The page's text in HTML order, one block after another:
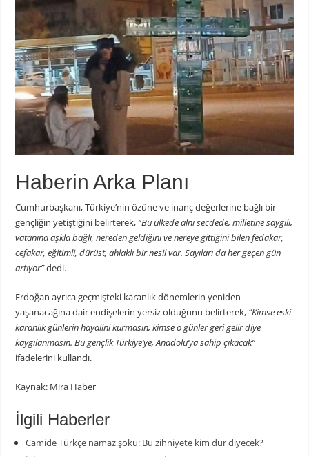
Haberin Arka Planı
Cumhurbaşkanı, Türkiye’nin özüne ve inanç değerlerine bağlı bir
gençliğin yetiştiğini belirterek, “Bu ülkede alnı secdede, milletine saygılı,
vatanına aşkla bağlı, nereden geldiğini ve nereye gittiğini bilen fedakar,
cefakar, eğitimli, dürüst, ahlaklı bir nesil var. Sayıları da her geçen gün
artıyor”dedi.
Erdoğan ayrıca geçmişteki karanlık dönemlerin yeniden
yaşanacağına dair endişelerin yersiz olduğunu belirterek, “Kimse eski
karanlık günlerin hayalini kurmasın, kimse o günler geri gelir diye
kaygılanmasın. Bu gençlik Türkiye’ye, Anadolu’ya sahip çıkacak”
ifadelerini kullandı.
Kaynak: Mira Haber
İlgili Haberler
Camide Türkçe namaz şoku: Bu zihniyete kim dur diyecek?